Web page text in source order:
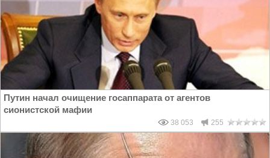
Путин начал очищение госаппарата от агентов
сионистской мафии
38 053 255